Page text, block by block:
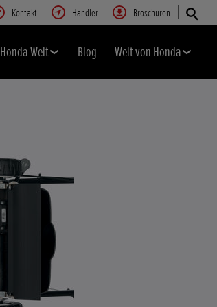
Kontakt Händler Broschüren
Honda Welt Blog Welt von Honda